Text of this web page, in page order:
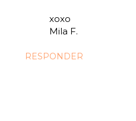
xoxo
Mila F.
RESPONDER